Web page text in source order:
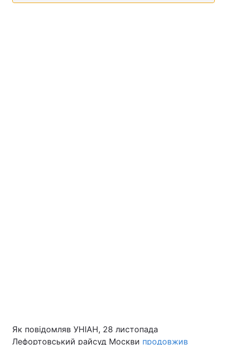
Як повідомляв УНІАН, 28 листопада
Лефортовський райсуд Москви продовжив